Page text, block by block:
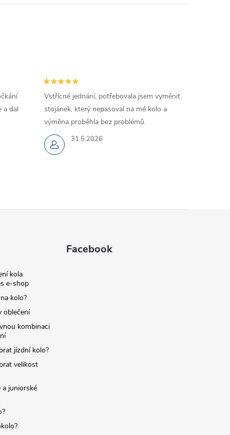
a dal
31.5.2026
Vstřícné jednání, potřebovala jsem vyměnit
stojánek, který nepasoval na mé kolo a
výměna proběhla bez problémů.
kola
e-shop
kolo?
oblečení
kombinaci
jízdní kolo?
velikost
a juniorské
Facebook